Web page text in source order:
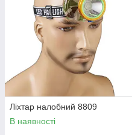
Ліхтар налобний 8809
В наявності